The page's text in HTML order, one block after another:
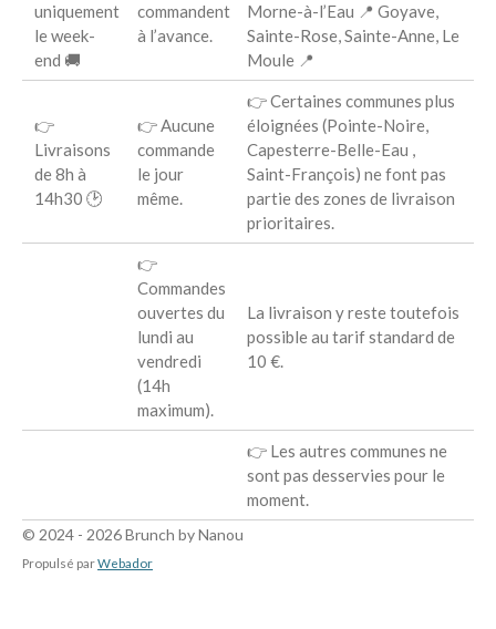
uniquement
le week-
end 🚚
commandent
à l’avance.
Morne-à-l’Eau 📍 Goyave,
Sainte-Rose, Sainte-Anne, Le
Moule 📍
👉
Livraisons
de 8h à
14h30 🕑
👉 Aucune
commande
le jour
même.
👉 Certaines communes plus
éloignées (Pointe-Noire,
Capesterre-Belle-Eau ,
Saint-François) ne font pas
partie des zones de livraison
prioritaires.
👉
Commandes
ouvertes du
lundi au
vendredi
(14h
maximum).
La livraison y reste toutefois
possible au tarif standard de
10 €.
👉 Les autres communes ne
sont pas desservies pour le
moment.
© 2024 - 2026 Brunch by Nanou
Propulsé parWebador